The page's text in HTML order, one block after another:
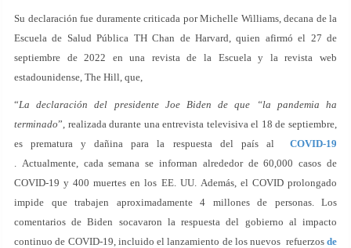
Su declaración fue duramente criticada por Michelle Williams, decana de la
Escuela de Salud Pública TH Chan de Harvard, quien afirmó el 27 de
septiembre de 2022 en una revista de la Escuela y la revista web
estadounidense, The Hill, que,
“La declaración del presidente Joe Biden de que “la pandemia ha
terminado”, realizada durante una entrevista televisiva el 18 de septiembre,
es prematura y dañina para la respuesta del país al COVID-19
. Actualmente, cada semana se informan alrededor de 60,000 casos de
COVID-19 y 400 muertes en los EE. UU. Además, el COVID prolongado
impide que trabajen aproximadamente 4 millones de personas. Los
comentarios de Biden socavaron la respuesta del gobierno al impacto
continuo de COVID-19, incluido el lanzamiento de los nuevos refuerzos de